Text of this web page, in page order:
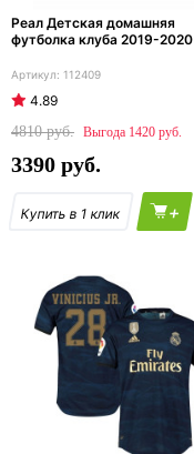
Реал Детская домашняя
футболка клуба 2019-2020
112409
4.89
4810
1420
3390
+